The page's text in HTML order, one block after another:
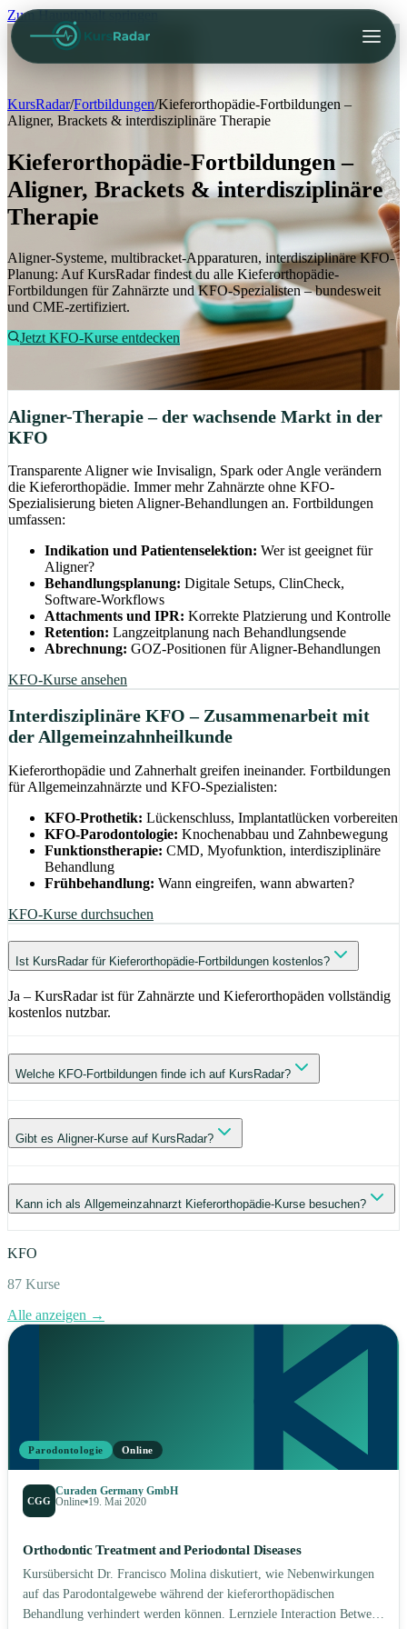
Zum Hauptinhalt springen
KursRadar/Fortbildungen/Kieferorthopädie-Fortbildungen –
Aligner, Brackets & interdisziplinäre Therapie
Kieferorthopädie-Fortbildungen –
Aligner, Brackets & interdisziplinäre
Therapie
Aligner-Systeme, multibracket-Apparaturen, interdisziplinäre KFO-
Planung: Auf KursRadar findest du alle Kieferorthopädie-
Fortbildungen für Zahnärzte und KFO-Spezialisten – bundesweit
und CME-zertifiziert.
Jetzt KFO-Kurse entdecken
Aligner-Therapie – der wachsende Markt in der
KFO
Transparente Aligner wie Invisalign, Spark oder Angle verändern
die Kieferorthopädie. Immer mehr Zahnärzte ohne KFO-
Spezialisierung bieten Aligner-Behandlungen an. Fortbildungen
umfassen:
Indikation und Patientenselektion: Wer ist geeignet für
Aligner?
Behandlungsplanung: Digitale Setups, ClinCheck,
Software-Workflows
Attachments und IPR: Korrekte Platzierung und Kontrolle
Retention: Langzeitplanung nach Behandlungsende
Abrechnung: GOZ-Positionen für Aligner-Behandlungen
KFO-Kurse ansehen
Interdisziplinäre KFO – Zusammenarbeit mit
der Allgemeinzahnheilkunde
Kieferorthopädie und Zahnerhalt greifen ineinander. Fortbildungen
für Allgemeinzahnärzte und KFO-Spezialisten:
KFO-Prothetik: Lückenschluss, Implantatlücken vorbereiten
KFO-Parodontologie: Knochenabbau und Zahnbewegung
Funktionstherapie: CMD, Myofunktion, interdisziplinäre
Behandlung
Frühbehandlung: Wann eingreifen, wann abwarten?
KFO-Kurse durchsuchen
Ist KursRadar für Kieferorthopädie-Fortbildungen kostenlos?
Ja – KursRadar ist für Zahnärzte und Kieferorthopäden vollständig
kostenlos nutzbar.
Welche KFO-Fortbildungen finde ich auf KursRadar?
Gibt es Aligner-Kurse auf KursRadar?
Kann ich als Allgemeinzahnarzt Kieferorthopädie-Kurse besuchen?
KFO
87 Kurse
Alle anzeigen →
Parodontologie Online
CGG
Curaden Germany GmbH
Online 19. Mai 2020
Orthodontic Treatment and Periodontal Diseases
Kursübersicht Dr. Francisco Molina diskutiert, wie Nebenwirkungen
auf das Parodontalgewebe während der kieferorthopädischen
Behandlung verhindert werden können. Lernziele Interaction Between